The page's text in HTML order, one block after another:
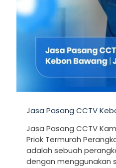
Jasa Pasang CCTV
Jasa Pasang CCTV
Priok Termurah
adalah sebuah
dengan menggunakan